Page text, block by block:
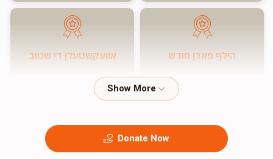
הילף פארן חודש אוועקשטעלן די שטוב
Donate Now